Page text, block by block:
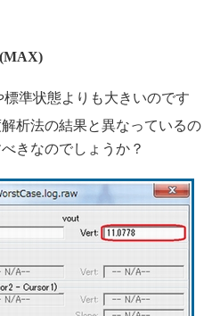
準状態よりも大きいのです
析法の結果と異なっているの
きなのでしょうか？